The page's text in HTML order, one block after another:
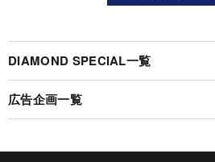
DIAMOND SPECIAL一覧
広告企画一覧